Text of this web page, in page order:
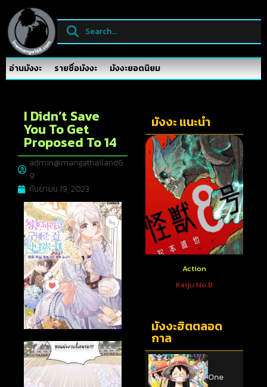
อ่านมังงะ รายชื่อมังงะ มังงะยอดนิยม
I Didn’t Save
You To Get
Proposed To 14
admin@mangathailand6
9
กันยายน 19, 2023
มังงะ แนะนำ
Action
One Punch Man
Action
Kaiju No.8
มังงะฮิตตลอด
กาล
One